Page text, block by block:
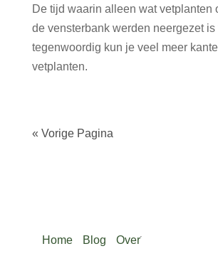
De tijd waarin alleen wat vetplanten
de vensterbank werden neergezet is
tegenwoordig kun je veel meer
vetplanten.
« Vorige Pagina
Home Blog Over